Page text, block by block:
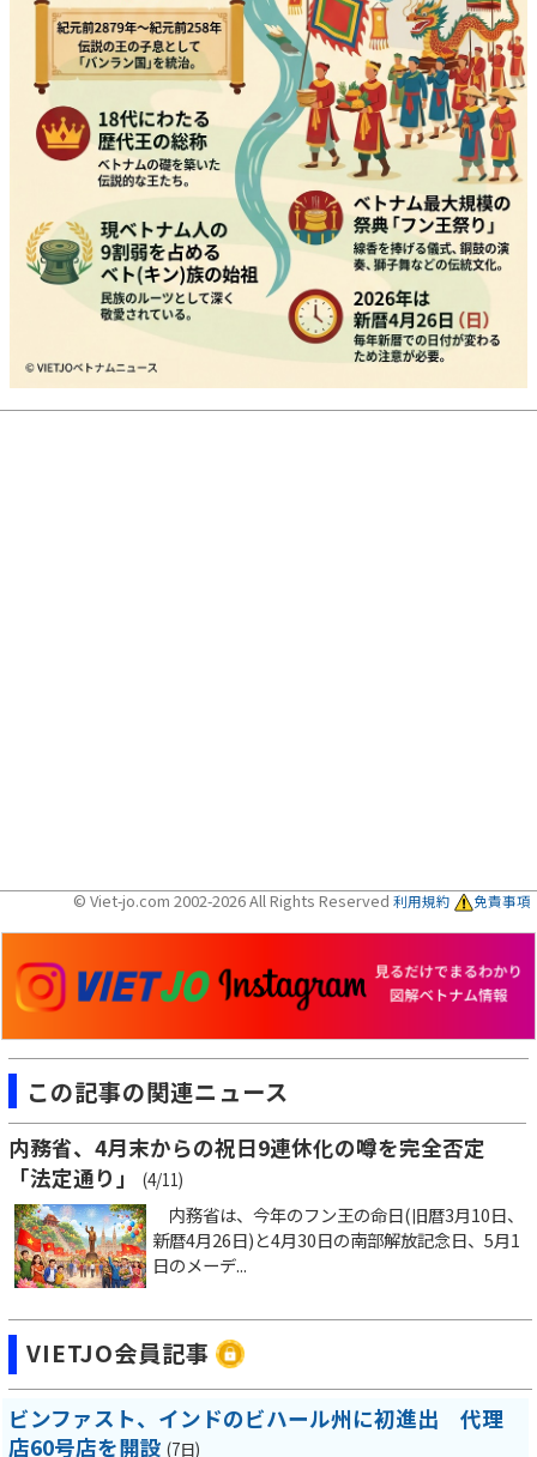
© Viet-jo.com 2002-2026 All Rights Reserved 利用規約 免責事項
この記事の関連ニュース
内務省、4月末からの祝日9連休化の噂を完全否定
「法定通り」
(4/11)
内務省は、今年のフン王の命日(旧暦3月10日、
新暦4月26日)と4月30日の南部解放記念日、5月1
日のメーデ...
VIETJO会員記事
ビンファスト、インドのビハール州に初進出 代理
店60号店を開設 (7日)